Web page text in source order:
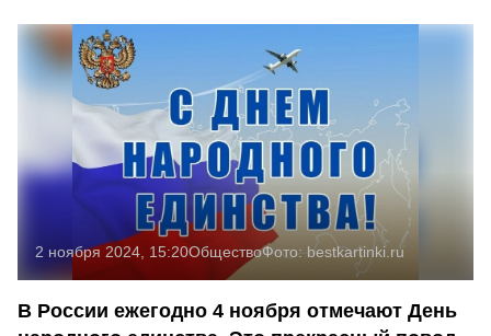
2 ноября 2024, 15:20ОбществоФото: bestkartinki.ru
В России ежегодно 4 ноября отмечают День